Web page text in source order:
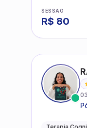
SESSÃO
R$ 80